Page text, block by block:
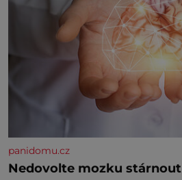
panidomu.cz
Nedovolte mozku stárnout